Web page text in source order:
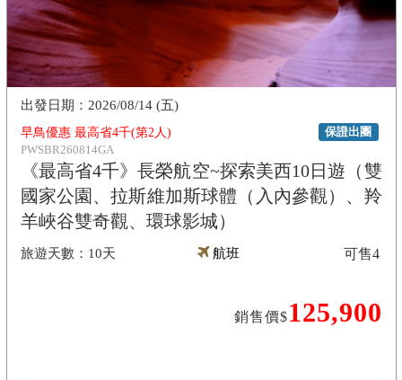
早鳥優惠 最高省4千(第2人)
PWSBR260814GA
《最高省4千》長榮航空~探索美西10日遊（雙
國家公園、拉斯維加斯球體（入內參觀）、羚
羊峽谷雙奇觀、環球影城）
保證出團
10天
2026/08/14 (五)
航班
銷售價$125,900
可售4